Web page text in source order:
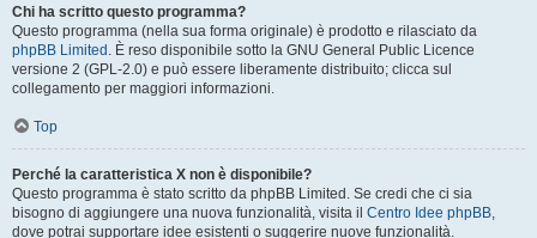
Chi ha scritto questo programma?
Questo programma (nella sua forma originale) è prodotto e rilasciato da
phpBB Limited . È reso disponibile sotto la GNU General Public Licence
versione 2 (GPL-2.0) e può essere liberamente distribuito; clicca sul
collegamento per maggiori informazioni.
Top
Perché la caratteristica X non è disponibile?
Questo programma è stato scritto da phpBB Limited. Se credi che ci sia
bisogno di aggiungere una nuova funzionalità, visita il Centro Idee phpBB,
dove potrai supportare idee esistenti o suggerire nuove funzionalità.